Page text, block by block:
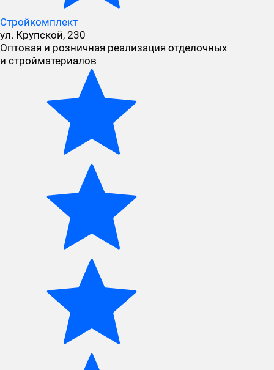
Стройкомплект
ул. Крупской, 230
Оптовая и розничная реализация отделочных
и стройматериалов